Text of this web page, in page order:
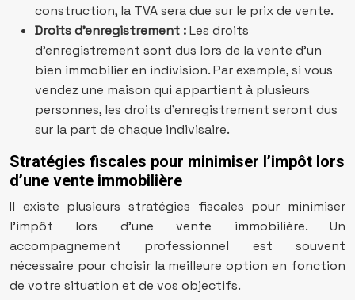
construction, la TVA sera due sur le prix de vente.
Droits d’enregistrement :Les droits
d’enregistrement sont dus lors de la vente d’un
bien immobilier en indivision. Par exemple, si vous
vendez une maison qui appartient à plusieurs
personnes, les droits d’enregistrement seront dus
sur la part de chaque indivisaire.
Stratégies fiscales pour minimiser l’impôt lors
d’une vente immobilière
Il existe plusieurs stratégies fiscales pour minimiser
l’impôt lors d’une vente immobilière. Un
accompagnement professionnel est souvent
nécessaire pour choisir la meilleure option en fonction
de votre situation et de vos objectifs.